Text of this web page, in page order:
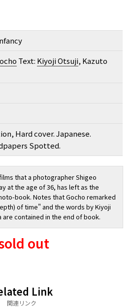
Text: Kiyoji Otsuji, Kazuto
Hard cover. Japanese.
Spotted.
that a photographer Shigeo
at the age of 36, has left as the
book. Notes that Gocho remarked
of time" and the words by Kiyoji
are contained in the end of book.
out
Link
関連リンク